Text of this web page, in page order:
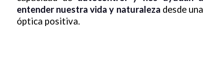
entender nuestra vida y naturaleza desde una
óptica positiva.